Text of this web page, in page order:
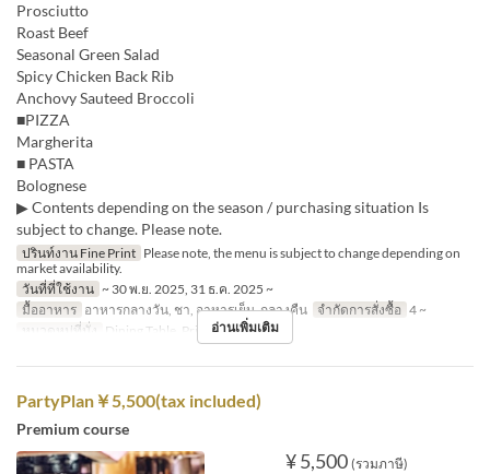
Prosciutto
Roast Beef
Seasonal Green Salad
Spicy Chicken Back Rib
Anchovy Sauteed Broccoli
■PIZZA
Margherita
■ PASTA
Bolognese
▶ Contents depending on the season / purchasing situation Is
subject to change. Please note.
ปรินท์งาน Fine Print Please note, the menu is subject to change depending on
market availability.
วันที่ที่ใช้งาน ~ 30 พ.ย. 2025, 31 ธ.ค. 2025 ~
มื้ออาหาร อาหารกลางวัน, ชา, อาหารเย็น, กลางคืน จำกัดการสั่งซื้อ 4 ~
หมวดหมู่ที่นั่ง
Dining Table, Private room
อ่านเพิ่มเติม
PartyPlan￥5,500(tax included)
Premium course
¥ 5,500 (รวมภาษี)